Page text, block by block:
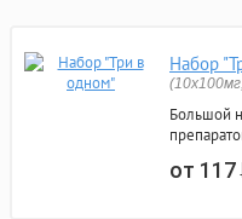
Набор
Большой
от 117